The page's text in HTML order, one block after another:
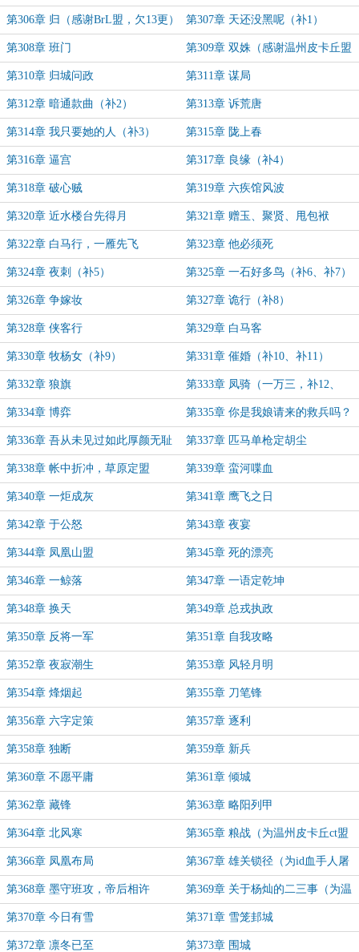
字盟，欠12更）
第306章 归（感谢BrL盟，欠13更） 第307章 天还没黑呢（补1）
第308章 班门 第309章 双姝（感谢温州皮卡丘盟
主，仍欠12更）
第310章 归城问政 第311章 谋局
第312章 暗通款曲（补2） 第313章 诉荒唐
第314章 我只要她的人（补3） 第315章 陇上春
第316章 逼宫 第317章 良缘（补4）
第318章 破心贼 第319章 六疾馆风波
第320章 近水楼台先得月 第321章 赠玉、聚贤、甩包袱
第322章 白马行，一雁先飞 第323章 他必须死
第324章 夜刺（补5） 第325章 一石好多鸟（补6、补7）
第326章 争嫁妆 第327章 诡行（补8）
第328章 侠客行 第329章 白马客
第330章 牧杨女（补9） 第331章 催婚（补10、补11）
第332章 狼旗 第333章 凤骑（一万三，补12、
13，欧耶！）
第334章 博弈 第335章 你是我娘请来的救兵吗？
第336章 吾从未见过如此厚颜无耻
之人
第337章 匹马单枪定胡尘
第338章 帐中折冲，草原定盟 第339章 蛮河喋血
第340章 一炬成灰 第341章 鹰飞之日
第342章 于公怒 第343章 夜宴
第344章 凤凰山盟 第345章 死的漂亮
第346章 一鲸落 第347章 一语定乾坤
第348章 换天 第349章 总戎执政
第350章 反将一军 第351章 自我攻略
第352章 夜寂潮生 第353章 风轻月明
第354章 烽烟起 第355章 刀笔锋
第356章 六字定策 第357章 逐利
第358章 独断 第359章 新兵
第360章 不愿平庸 第361章 倾城
第362章 藏锋 第363章 略阳列甲
第364章 北风寒 第365章 粮战（为温州皮卡丘ct盟
主加更）
第366章 凤凰布局 第367章 雄关锁径（为id血手人屠
宁立恒盟主加更）
第368章 墨守班攻，帝后相许 第369章 关于杨灿的二三事（为温
州皮卡丘ct盟主加更）
第370章 今日有雪 第371章 雪笼邽城
第372章 凛冬已至 第373章 围城